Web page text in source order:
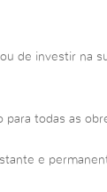
de investir na
todas as
e